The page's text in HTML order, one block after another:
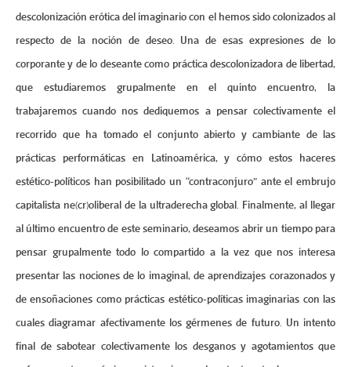
descolonización erótica del imaginario con el hemos sido colonizados al
respecto de la noción de deseo. Una de esas expresiones de lo
corporante y de lo deseante como práctica descolonizadora de libertad,
que estudiaremos grupalmente en el quinto encuentro, la
trabajaremos cuando nos dediquemos a pensar colectivamente el
recorrido que ha tomado el conjunto abierto y cambiante de las
prácticas performáticas en Latinoamérica, y cómo estos haceres
estético-políticos han posibilitado un “contraconjuro” ante el embrujo
capitalista ne(cr)oliberal de la ultraderecha global. Finalmente, al llegar
al último encuentro de este seminario, deseamos abrir un tiempo para
pensar grupalmente todo lo compartido a la vez que nos interesa
presentar las nociones de lo imaginal, de aprendizajes corazonados y
de ensoñaciones como prácticas estético-políticas imaginarias con las
cuales diagramar afectivamente los gérmenes de futuro. Un intento
final de sabotear colectivamente los desganos y agotamientos que